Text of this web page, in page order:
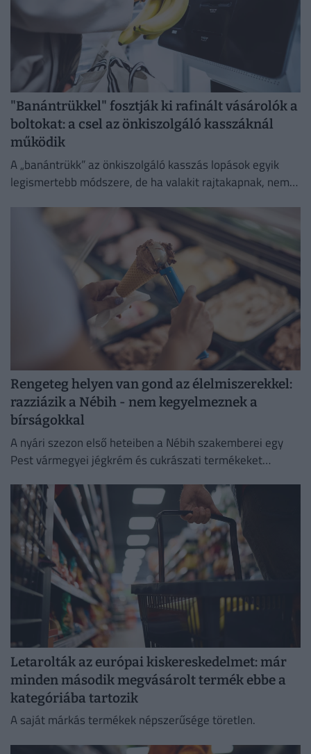
"Banántrükkel" fosztják ki rafinált vásárolók a
boltokat: a csel az önkiszolgáló kasszáknál
működik
A „banántrükk” az önkiszolgáló kasszás lopások egyik
legismertebb módszere, de ha valakit rajtakapnak, nem
Rengeteg helyen van gond az élelmiszerekkel:
razziázik a Nébih - nem kegyelmeznek a
bírságokkal
A nyári szezon első heteiben a Nébih szakemberei egy
Pest vármegyei jégkrém és cukrászati termékeket
Letarolták az európai kiskereskedelmet: már
minden második megvásárolt termék ebbe a
kategóriába tartozik
A saját márkás termékek népszerűsége töretlen.